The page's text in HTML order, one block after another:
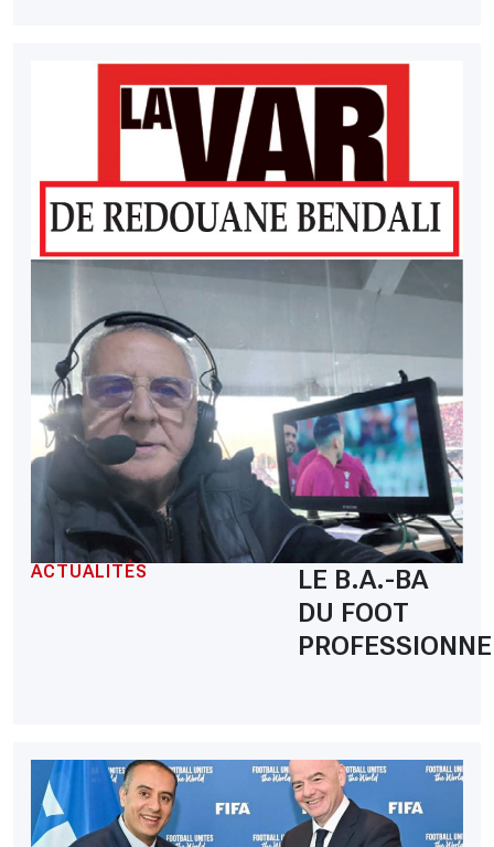
ACTUALITÉS
LE B.A.-BA
DU FOOT